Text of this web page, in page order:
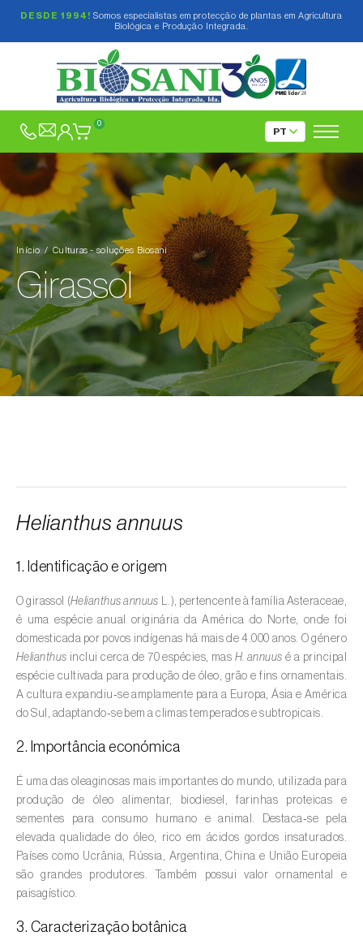
DESDE 1994! Somos especialistas em protecção de plantas em Agricultura
Biológica e Produção Integrada.
0
Início Culturas - soluções Biosani
Girassol
Abacate (Persea americana)
Abeto (Abies spp.)
Abóbora (Cucurbita spp.
Acelga (Beta vulgaris var. cicla)
Agave (Agave spp.
Agrião ( Nasturtium officinale)
Aipo ( Apium graveolens )
Alcachofra (Cynara cardunculus subsp.
scolymus)
Alcarávia (Carum carvi
Alface (Lactuca sativa)
Ambientes aquáticos (
valas, canais, açudes, barragens e estações
de tratamento de águas residuais)
Ameixeira (Prunus domestica L.)
Amendoeira (Prunus dulcis)
Amendoim ( Arachis hypogaea
Amoreira (Morus spp.
Ananás / Abacaxi ( Ananas comosus)
Anona ( Annona spp.
Áreas não cultivadas (
Aromáticas, condimentares e medicinais
Helianthus annuus
1. Identificação e origem
O girassol (Helianthus annuus L.), pertencente à família Asteraceae,
é uma espécie anual originária da América do Norte, onde foi
domesticada por povos indígenas há mais de 4.000 anos. O género
Helianthus inclui cerca de 70 espécies, mas H. annuus é a principal
espécie cultivada para produção de óleo, grão e fins ornamentais.
A cultura expandiu‑se amplamente para a Europa, Ásia e América
do Sul, adaptando‑se bem a climas temperados e subtropicais.
2. Importância económica
É uma das oleaginosas mais importantes do mundo, utilizada para
produção de óleo alimentar, biodiesel, farinhas proteicas e
sementes para consumo humano e animal. Destaca‑se pela
elevada qualidade do óleo, rico em ácidos gordos insaturados.
Países como Ucrânia, Rússia, Argentina, China e União Europeia
são grandes produtores. Também possui valor ornamental e
paisagístico.
3. Caracterização botânica